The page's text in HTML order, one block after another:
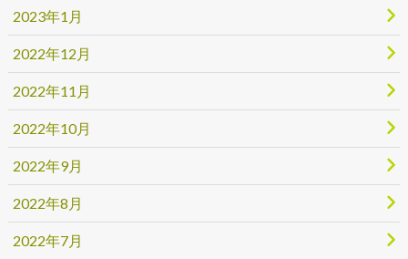
2023年1月
2022年12月
2022年11月
2022年10月
2022年9月
2022年8月
2022年7月